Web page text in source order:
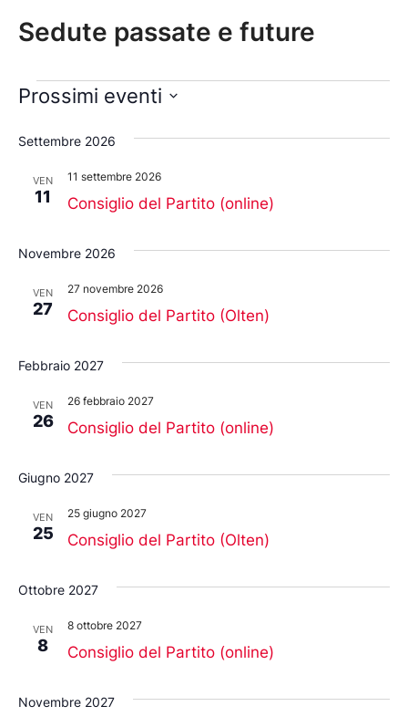
Sedute passate e future
Prossimi eventi
la
data.
Settembre 2026
VEN
11 Consiglio del Partito (online)
11 settembre 2026
Novembre 2026
VEN
27 Consiglio del Partito (Olten)
27 novembre 2026
Febbraio 2027
VEN
26 Consiglio del Partito (online)
26 febbraio 2027
Giugno 2027
VEN
25 Consiglio del Partito (Olten)
25 giugno 2027
Ottobre 2027
VEN
8 Consiglio del Partito (online)
8 ottobre 2027
Novembre 2027